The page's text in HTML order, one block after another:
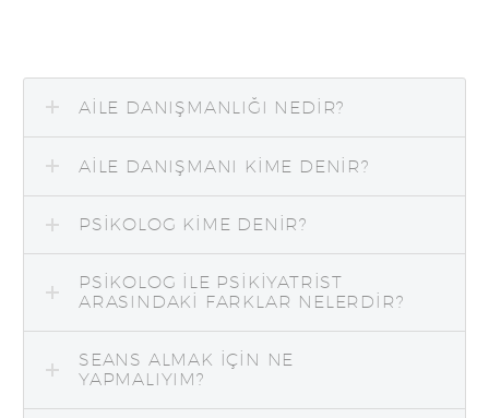
AILE DANIŞMANLIĞI NEDIR?
AILE DANIŞMANI KIME DENIR?
PSIKOLOG KIME DENIR?
PSIKOLOG ILE PSIKIYATRIST
ARASINDAKI FARKLAR NELERDIR?
SEANS ALMAK IÇIN NE
YAPMALIYIM?